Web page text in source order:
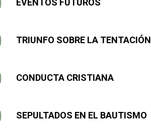
EVENTOS FUTUROS
TRIUNFO SOBRE LA TENTACIÓN
CONDUCTA CRISTIANA
SEPULTADOS EN EL BAUTISMO